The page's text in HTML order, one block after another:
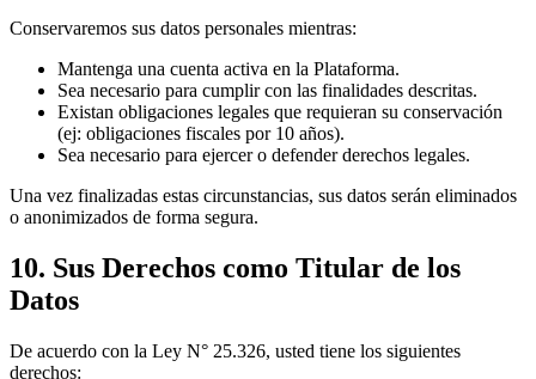
Conservaremos sus datos personales mientras:
Mantenga una cuenta activa en la Plataforma.
Sea necesario para cumplir con las finalidades descritas.
Existan obligaciones legales que requieran su conservación
(ej: obligaciones fiscales por 10 años).
Sea necesario para ejercer o defender derechos legales.
Una vez finalizadas estas circunstancias, sus datos serán eliminados
o anonimizados de forma segura.
10. Sus Derechos como Titular de los
Datos
De acuerdo con la Ley N° 25.326, usted tiene los siguientes
derechos: